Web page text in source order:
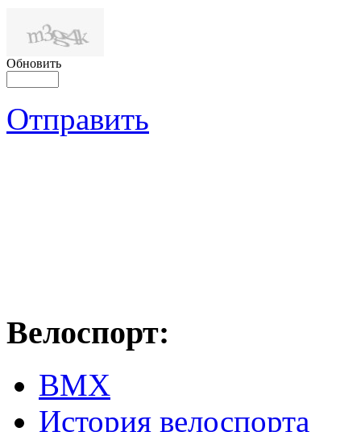
Обновить
Отправить
Велоспорт:
ВМХ
История велоспорта